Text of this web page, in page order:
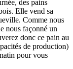
des pains
Elle vend sa
Comme nous
nous façonné un
donc ce pain au
de production)
pour vous